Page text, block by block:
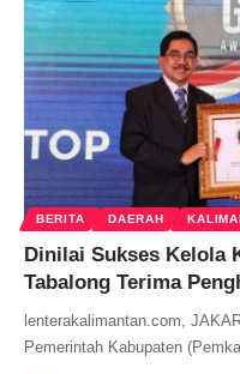
BERITA DAERAH
Dinilai Sukses Kelola
Tabalong Terima
lenterakalimantan.com,
Pemerintah Kabupaten